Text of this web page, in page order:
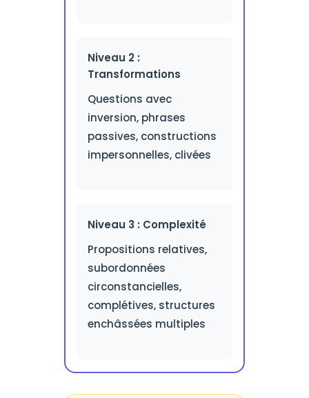
Niveau 2 :
Transformations
Questions avec
inversion, phrases
passives, constructions
impersonnelles, clivées
Niveau 3 : Complexité
Propositions relatives,
subordonnées
circonstancielles,
complétives, structures
enchâssées multiples